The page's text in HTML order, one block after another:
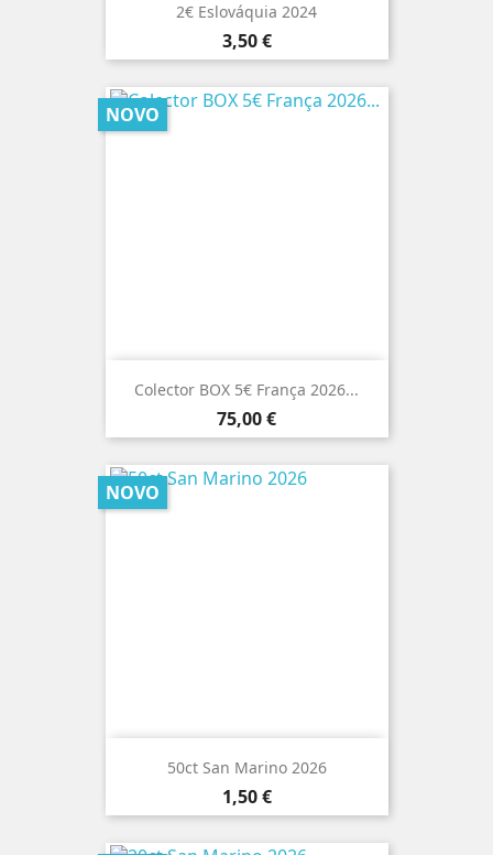
2€ Eslováquia 2024
Preço
3,50 €
Colector BOX 5€ França 2026...
Preço
75,00 €
NOVO
50ct San Marino 2026
Preço
1,50 €
NOVO